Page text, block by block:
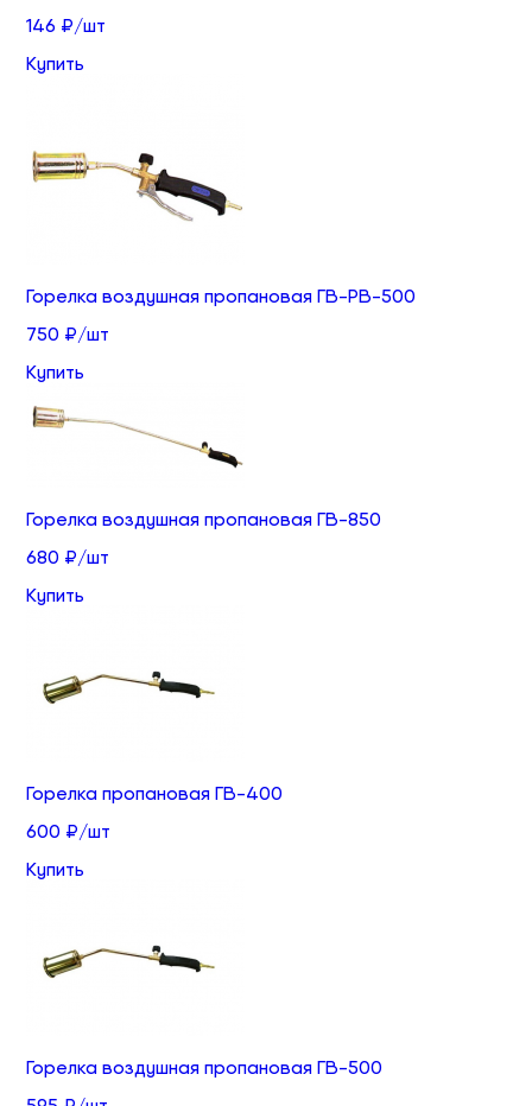
146 ₽/шт
Купить
Горелка воздушная пропановая ГВ-РВ-500
750 ₽/шт
Купить
Горелка воздушная пропановая ГВ-850
680 ₽/шт
Купить
Горелка пропановая ГВ-400
600 ₽/шт
Купить
Горелка воздушная пропановая ГВ-500